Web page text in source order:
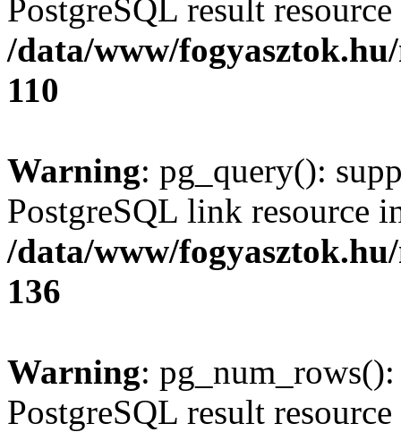
PostgreSQL result
/data/www/
110
Warning: pg_query():
PostgreSQL link resource
/data/www/
136
Warning:
PostgreSQL result